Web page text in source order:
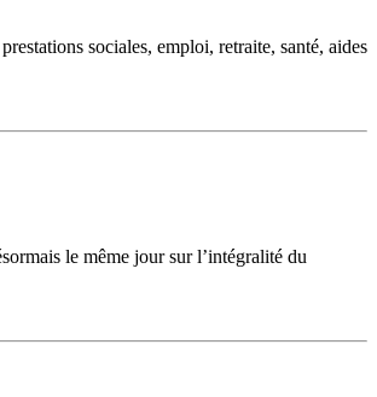
sociales, emploi, retraite, santé, aides
le même jour sur l’intégralité du